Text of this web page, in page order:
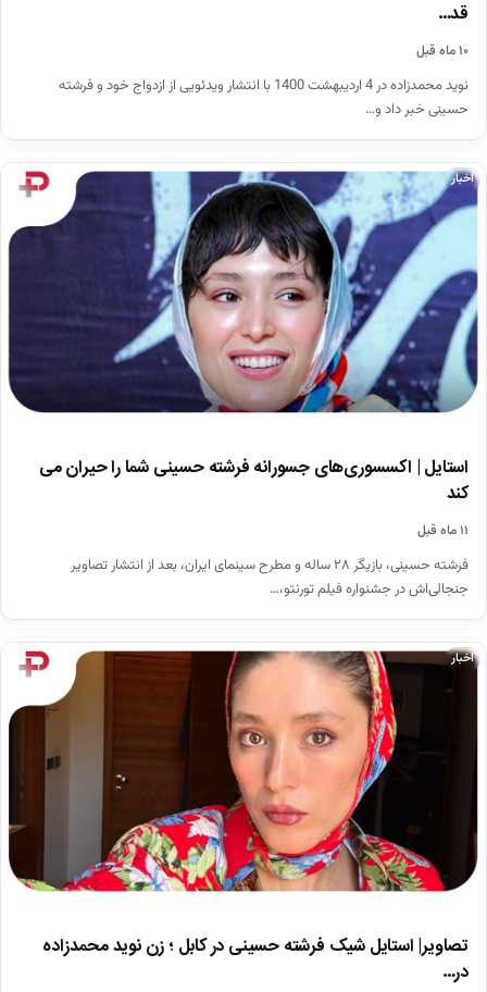
قد…
۱۰ ماه قبل
نوید محمدزاده در 4 اردیبهشت 1400 با انتشار ویدئویی از ازدواج خود و فرشته
حسینی خبر داد و…
اخبار
استایل | اکسسوری‌های جسورانه فرشته حسینی شما را حیران می
کند
۱۱ ماه قبل
فرشته حسینی، بازیگر ۲۸ ساله و مطرح سینمای ایران، بعد از انتشار تصاویر
جنجالی‌اش در جشنواره فیلم تورنتو،…
اخبار
تصاویر| استایل شیک فرشته حسینی در کابل ؛ زن نوید محمدزاده
در…